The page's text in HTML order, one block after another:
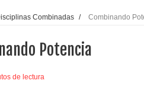
Combinadas / Combinando
Potencia
de lectura